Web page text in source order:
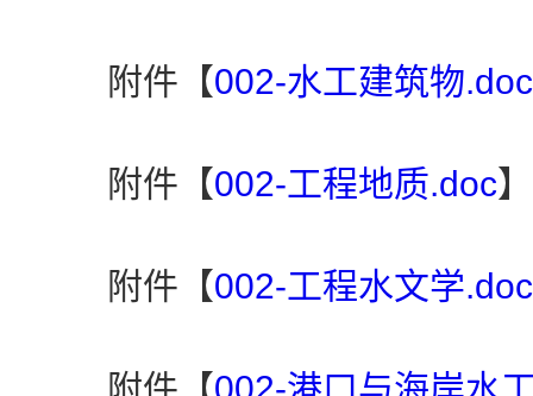
附件【002-水工建筑物.doc
附件【002-工程地质.doc】
附件【002-工程水文学.doc